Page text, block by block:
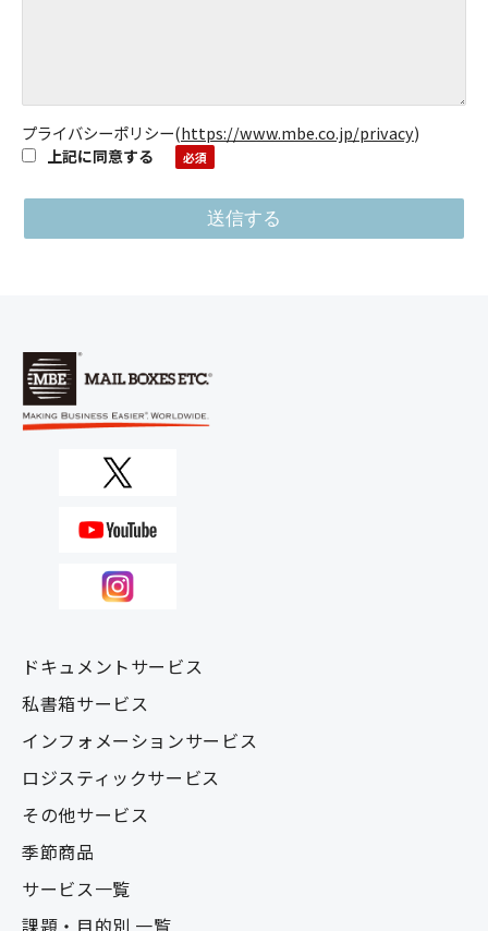
プライバシーポリシー(https://www.mbe.co.jp/privacy)
上記に同意する
ドキュメントサービス
私書箱サービス
インフォメーションサービス
ロジスティックサービス
その他サービス
季節商品
サービス一覧
課題・目的別 一覧